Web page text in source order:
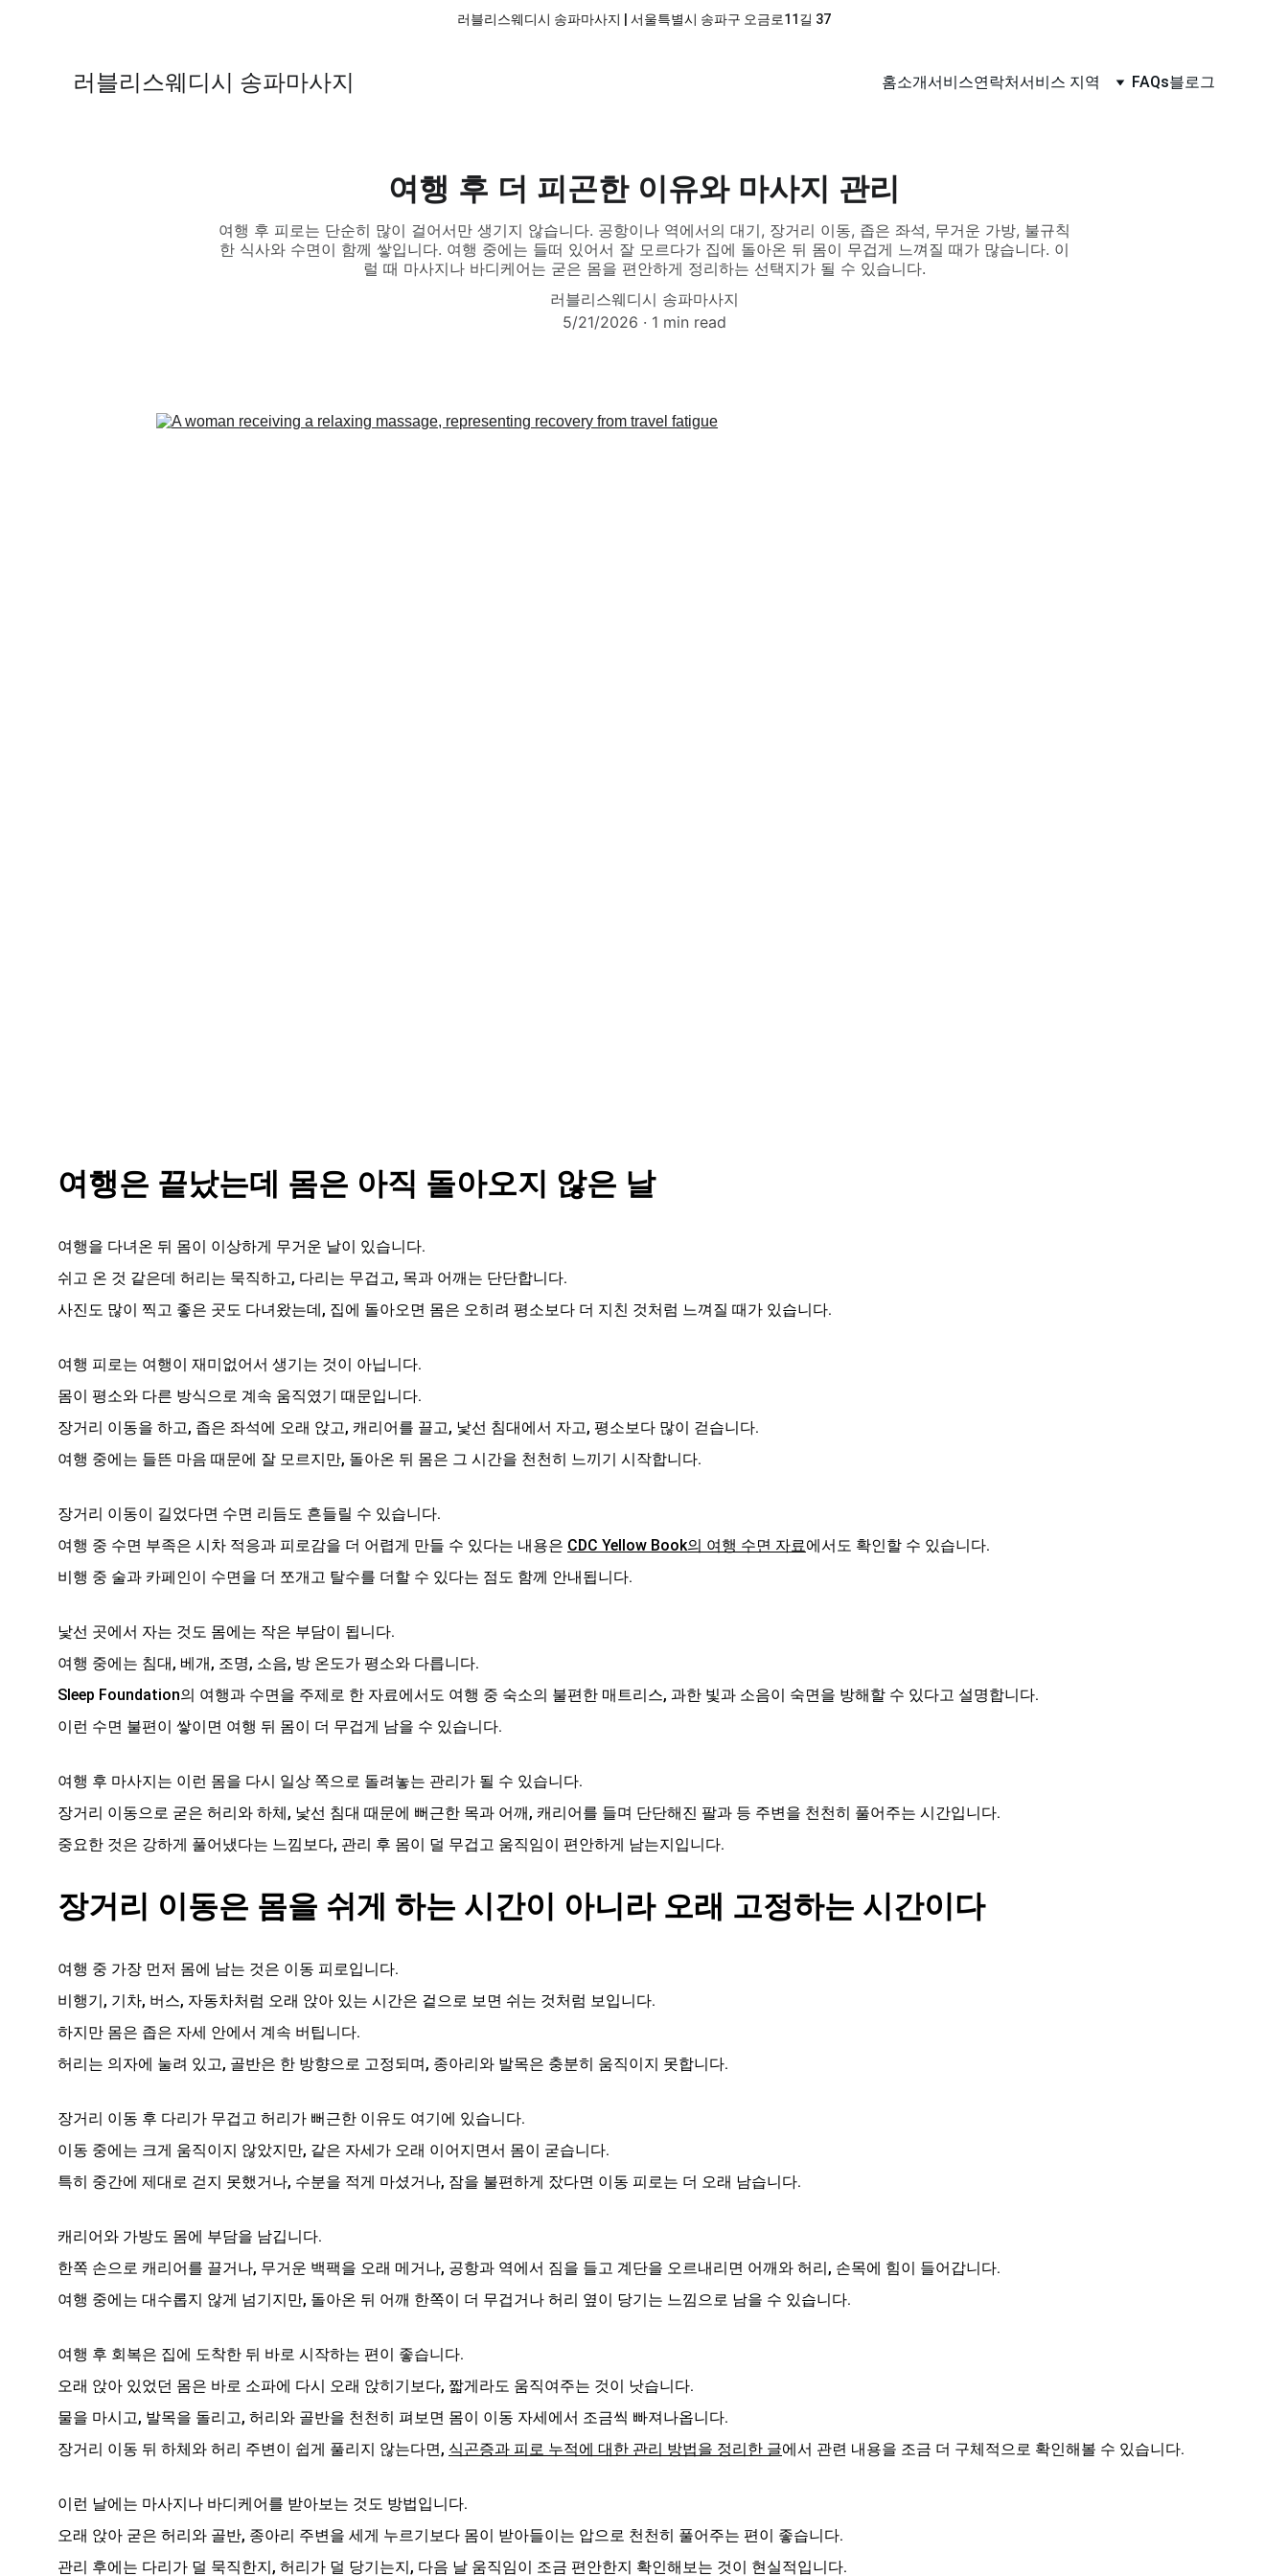
러블리스웨디시 송파마사지 | 서울특별시 송파구 오금로11길 37
러블리스웨디시 송파마사지 홈소개서비스연락처서비스 지역 FAQs블로그
여행 후 더 피곤한 이유와 마사지 관리
여행 후 피로는 단순히 많이 걸어서만 생기지 않습니다. 공항이나 역에서의 대기, 장거리 이동, 좁은 좌석, 무거운 가방, 불규칙
한 식사와 수면이 함께 쌓입니다. 여행 중에는 들떠 있어서 잘 모르다가 집에 돌아온 뒤 몸이 무겁게 느껴질 때가 많습니다. 이
럴 때 마사지나 바디케어는 굳은 몸을 편안하게 정리하는 선택지가 될 수 있습니다.
러블리스웨디시 송파마사지
5/21/2026
1 min read
여행은 끝났는데 몸은 아직 돌아오지 않은 날
여행을 다녀온 뒤 몸이 이상하게 무거운 날이 있습니다.
쉬고 온 것 같은데 허리는 묵직하고, 다리는 무겁고, 목과 어깨는 단단합니다.
사진도 많이 찍고 좋은 곳도 다녀왔는데, 집에 돌아오면 몸은 오히려 평소보다 더 지친 것처럼 느껴질 때가 있습니다.
여행 피로는 여행이 재미없어서 생기는 것이 아닙니다.
몸이 평소와 다른 방식으로 계속 움직였기 때문입니다.
장거리 이동을 하고, 좁은 좌석에 오래 앉고, 캐리어를 끌고, 낯선 침대에서 자고, 평소보다 많이 걷습니다.
여행 중에는 들뜬 마음 때문에 잘 모르지만, 돌아온 뒤 몸은 그 시간을 천천히 느끼기 시작합니다.
장거리 이동이 길었다면 수면 리듬도 흔들릴 수 있습니다.
여행 중 수면 부족은 시차 적응과 피로감을 더 어렵게 만들 수 있다는 내용은 CDC Yellow Book의 여행 수면 자료에서도 확인할 수 있습니다.
비행 중 술과 카페인이 수면을 더 쪼개고 탈수를 더할 수 있다는 점도 함께 안내됩니다.
낯선 곳에서 자는 것도 몸에는 작은 부담이 됩니다.
여행 중에는 침대, 베개, 조명, 소음, 방 온도가 평소와 다릅니다.
Sleep Foundation의 여행과 수면을 주제로 한 자료에서도 여행 중 숙소의 불편한 매트리스, 과한 빛과 소음이 숙면을 방해할 수 있다고 설명합니다.
이런 수면 불편이 쌓이면 여행 뒤 몸이 더 무겁게 남을 수 있습니다.
여행 후 마사지는 이런 몸을 다시 일상 쪽으로 돌려놓는 관리가 될 수 있습니다.
장거리 이동으로 굳은 허리와 하체, 낯선 침대 때문에 뻐근한 목과 어깨, 캐리어를 들며 단단해진 팔과 등 주변을 천천히 풀어주는 시간입니다.
중요한 것은 강하게 풀어냈다는 느낌보다, 관리 후 몸이 덜 무겁고 움직임이 편안하게 남는지입니다.
장거리 이동은 몸을 쉬게 하는 시간이 아니라 오래 고정하는 시간이다
여행 중 가장 먼저 몸에 남는 것은 이동 피로입니다.
비행기, 기차, 버스, 자동차처럼 오래 앉아 있는 시간은 겉으로 보면 쉬는 것처럼 보입니다.
하지만 몸은 좁은 자세 안에서 계속 버팁니다.
허리는 의자에 눌려 있고, 골반은 한 방향으로 고정되며, 종아리와 발목은 충분히 움직이지 못합니다.
장거리 이동 후 다리가 무겁고 허리가 뻐근한 이유도 여기에 있습니다.
이동 중에는 크게 움직이지 않았지만, 같은 자세가 오래 이어지면서 몸이 굳습니다.
특히 중간에 제대로 걷지 못했거나, 수분을 적게 마셨거나, 잠을 불편하게 잤다면 이동 피로는 더 오래 남습니다.
캐리어와 가방도 몸에 부담을 남깁니다.
한쪽 손으로 캐리어를 끌거나, 무거운 백팩을 오래 메거나, 공항과 역에서 짐을 들고 계단을 오르내리면 어깨와 허리, 손목에 힘이 들어갑니다.
여행 중에는 대수롭지 않게 넘기지만, 돌아온 뒤 어깨 한쪽이 더 무겁거나 허리 옆이 당기는 느낌으로 남을 수 있습니다.
여행 후 회복은 집에 도착한 뒤 바로 시작하는 편이 좋습니다.
오래 앉아 있었던 몸은 바로 소파에 다시 오래 앉히기보다, 짧게라도 움직여주는 것이 낫습니다.
물을 마시고, 발목을 돌리고, 허리와 골반을 천천히 펴보면 몸이 이동 자세에서 조금씩 빠져나옵니다.
장거리 이동 뒤 하체와 허리 주변이 쉽게 풀리지 않는다면, 식곤증과 피로 누적에 대한 관리 방법을 정리한 글에서 관련 내용을 조금 더 구체적으로 확인해볼 수 있습니다.
이런 날에는 마사지나 바디케어를 받아보는 것도 방법입니다.
오래 앉아 굳은 허리와 골반, 종아리 주변을 세게 누르기보다 몸이 받아들이는 압으로 천천히 풀어주는 편이 좋습니다.
관리 후에는 다리가 덜 묵직한지, 허리가 덜 당기는지, 다음 날 움직임이 조금 편안한지 확인해보는 것이 현실적입니다.